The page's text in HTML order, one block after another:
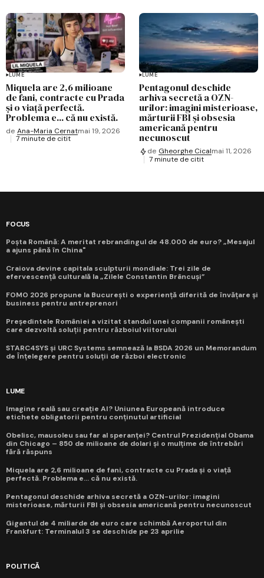
LUME
Miquela are 2,6 milioane
de fani, contracte cu Prada
și o viață perfectă.
Problema e... că nu există.
de Ana-Maria Cernatmai 19, 2026
7 minute de citit
LUME
Pentagonul deschide
arhiva secretă a OZN-
urilor: imagini misterioase,
mărturii FBI și obsesia
americană pentru
necunoscut
de Gheorghe Cicalmai 11, 2026
7 minute de citit
FOCUS
Poșta Română: A meritat rebrandingul de 48.000 de euro? „Mesajul
a ajuns până în China"
Craiova devine capitala sculpturii mondiale: Trei zile de
efervescență culturală la „Zilele Constantin Brâncuși”
FOMO 2026 propune la București o experiență diferită de învățare și
business pentru antreprenori
Președintele României a vizitat standul unei companii românești
care dezvoltă soluții pentru războiul viitorului
STARC4SYS și URC Systems semnează la BSDA 2026 un Memorandum
de Înțelegere pentru soluții de război electronic
LUME
Imagine reală sau creație AI? Uniunea Europeană introduce
etichete obligatorii pentru conținutul artificial
Obelisc, mausoleu sau far al speranței? Centrul Prezidențial Obama
din Chicago – 850 de milioane de dolari și o mulțime de întrebări
fără răspuns
Miquela are 2,6 milioane de fani, contracte cu Prada și o viață
perfectă. Problema e... că nu există.
Pentagonul deschide arhiva secretă a OZN-urilor: imagini
misterioase, mărturii FBI și obsesia americană pentru necunoscut
Gigantul de 4 miliarde de euro care schimbă Aeroportul din
Frankfurt: Terminalul 3 se deschide pe 23 aprilie
POLITICĂ